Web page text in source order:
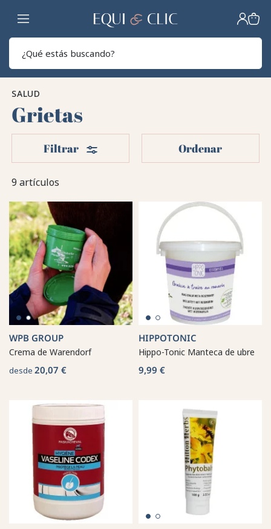
Hogar
SALUD
Grietas
9 artículos
Filtrar Filtros Ordenar
WPB GROUP
Crema de Warendorf
desde 20,07 €
HIPPOTONIC
Hippo-Tonic Manteca de ubre
9,99 €